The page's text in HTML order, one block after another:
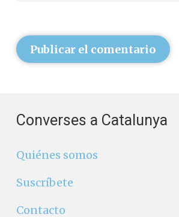
Publicar el comentario
Converses a Catalunya
Quiénes somos
Suscríbete
Contacto